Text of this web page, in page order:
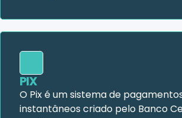
PIX
O Pix é um sistema de
instantâneos criado pelo Banco